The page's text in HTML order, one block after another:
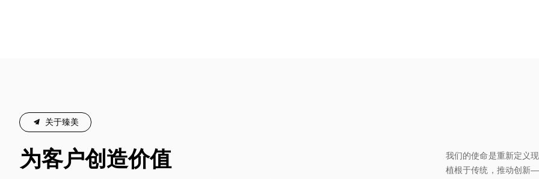
끔 关于臻美
为客户创造价值
我们的使命是重新定义
植根于传统，推动创新